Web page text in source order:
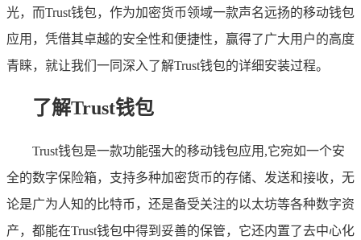
光，而Trust钱包，作为加密货币领域一款声名远扬的移动钱包
应用，凭借其卓越的安全性和便捷性，赢得了广大用户的高度
青睐，就让我们一同深入了解Trust钱包的详细安装过程。
了解Trust钱包
Trust钱包是一款功能强大的移动钱包应用,它宛如一个安
全的数字保险箱，支持多种加密货币的存储、发送和接收，无
论是广为人知的比特币，还是备受关注的以太坊等各种数字资
产，都能在Trust钱包中得到妥善的保管，它还内置了去中心化